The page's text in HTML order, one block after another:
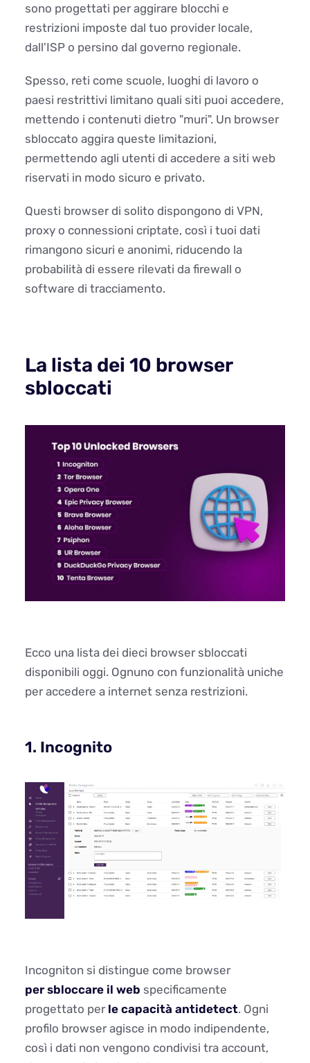
sono progettati per aggirare blocchi e
restrizioni imposte dal tuo provider locale,
dall'ISP o persino dal governo regionale.
Spesso, reti come scuole, luoghi di lavoro o
paesi restrittivi limitano quali siti puoi accedere,
mettendo i contenuti dietro "muri". Un browser
sbloccato aggira queste limitazioni,
permettendo agli utenti di accedere a siti web
riservati in modo sicuro e privato.
Questi browser di solito dispongono di VPN,
proxy o connessioni criptate, così i tuoi dati
rimangono sicuri e anonimi, riducendo la
probabilità di essere rilevati da firewall o
software di tracciamento.
La lista dei 10 browser
sbloccati
Ecco una lista dei dieci browser sbloccati
disponibili oggi. Ognuno con funzionalità uniche
per accedere a internet senza restrizioni.
1. Incognito
Incogniton si distingue come browser
per sbloccare il web specificamente
progettato per le capacità antidetect. Ogni
profilo browser agisce in modo indipendente,
così i dati non vengono condivisi tra account,